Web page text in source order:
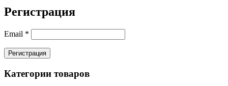
Регистрация
Email *
Регистрация
Категории товаров